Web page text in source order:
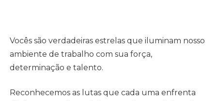
Vocês são verdadeiras estrelas que iluminam nosso
ambiente de trabalho com sua força,
determinação e talento.
Reconhecemos as lutas que cada uma enfrenta